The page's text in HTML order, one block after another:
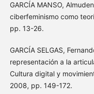
GARCÍA MANSO,
ciberfeminismo como
pp. 13-26.
GARCÍA SELGAS,
representación a la
Cultura digital y
2008, pp. 149-172.